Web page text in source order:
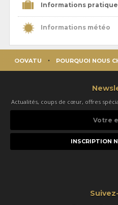
Informations
Informations météo
OOVATU POURQUOI NOUS
Actualités, coups de cœur, offres
e-